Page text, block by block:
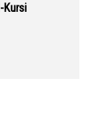
Kursi